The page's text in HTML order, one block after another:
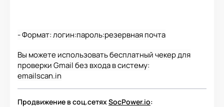
- Формат: логин:пароль:резервная почта
Вы можете использовать бесплатный чекер для
проверки Gmail без входа в систему:
emailscan.in
Продвижение в соц.сетяхSocPower.io: